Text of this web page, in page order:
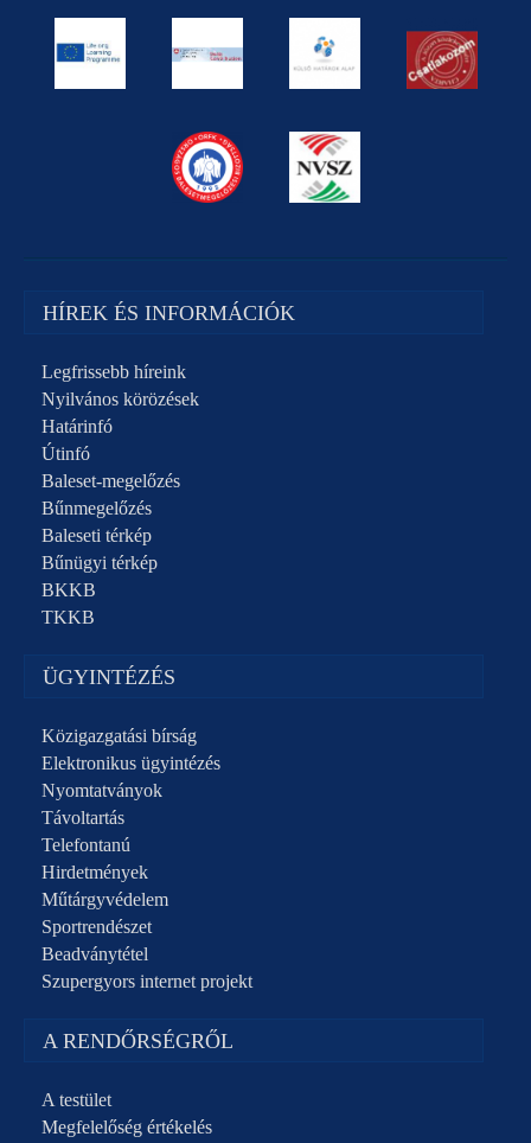
HÍREK ÉS INFORMÁCIÓK
Legfrissebb híreink
Nyilvános körözések
Határinfó
Útinfó
Baleset-megelőzés
Bűnmegelőzés
Baleseti térkép
Bűnügyi térkép
BKKB
TKKB
ÜGYINTÉZÉS
Közigazgatási bírság
Elektronikus ügyintézés
Nyomtatványok
Távoltartás
Telefontanú
Hirdetmények
Műtárgyvédelem
Sportrendészet
Beadványtétel
Szupergyors internet projekt
A RENDŐRSÉGRŐL
A testület
Megfelelőség értékelés